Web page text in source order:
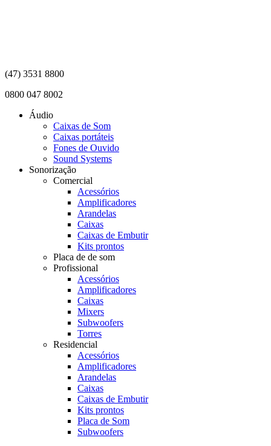
(47) 3531 8800
0800 047 8002
Áudio
Caixas de Som
Caixas portáteis
Fones de Ouvido
Sound Systems
Sonorização
Comercial
Acessórios
Amplificadores
Arandelas
Caixas
Caixas de Embutir
Kits prontos
Placa de de som
Profissional
Acessórios
Amplificadores
Caixas
Mixers
Subwoofers
Torres
Residencial
Acessórios
Amplificadores
Arandelas
Caixas
Caixas de Embutir
Kits prontos
Placa de Som
Subwoofers